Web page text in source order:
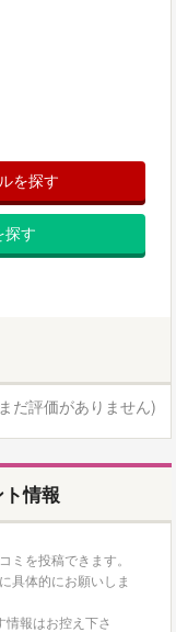
を探す
す
だ評価がありません)
情報
ミを投稿できます。
具体的にお願いしま
報はお控え下さ